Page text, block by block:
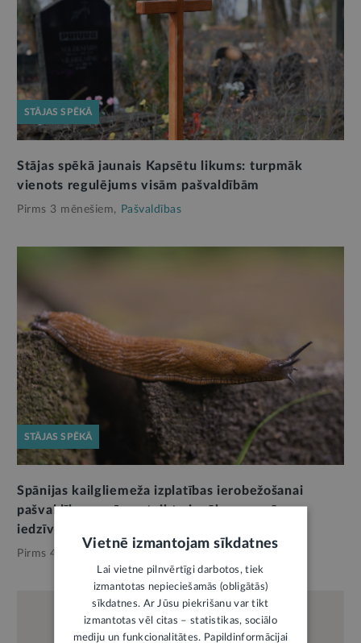
STĀJAS SPĒKĀ
Stājas spēkā jaunais Kapsētu likums: turpmāk
vienots regulējums visām pašvaldībām
Pirms 3 mēnešiem, Pašvaldības
STĀJAS SPĒKĀ
Spānijas kailgliemeža izplatības ierobežošanai
pašvaldības varēs noteikt pienākumus arī
iedzīvotājiem
Pirms 4 mēnešiem,
Vietnē izmantojam sīkdatnes
Lai vietne pilnvērtīgi darbotos, tiek
izmantotas nepieciešamās (obligātās)
sīkdatnes. Ar Jūsu piekrišanu var tikt
izmantotas vēl citas – statistikas, sociālo
mediju un funkcionalitātes. Papildinformācijai